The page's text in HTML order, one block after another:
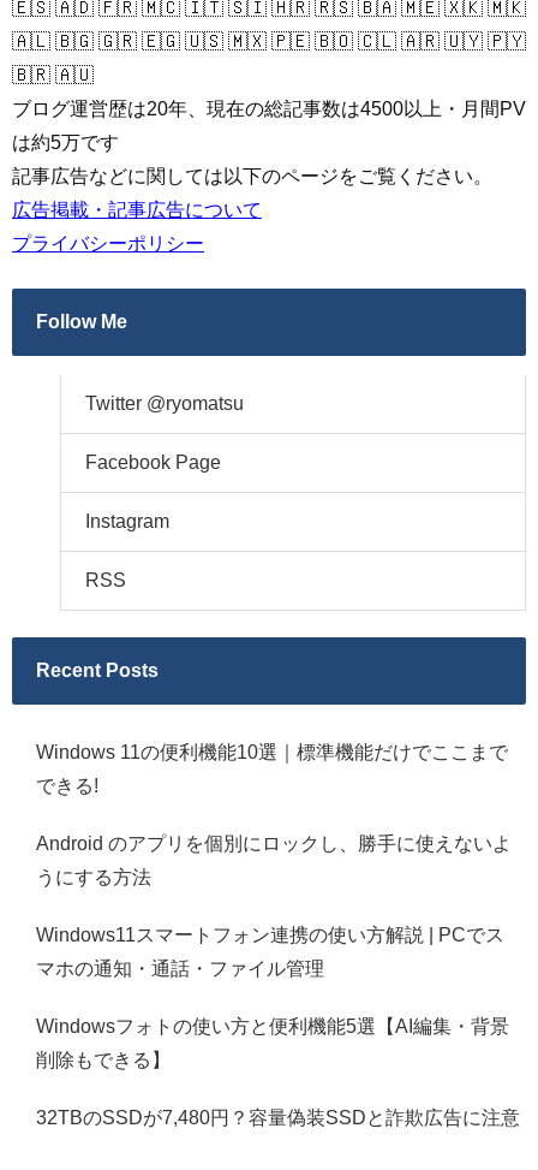
🇪🇸 🇦🇩 🇫🇷 🇲🇨 🇮🇹 🇸🇮 🇭🇷 🇷🇸 🇧🇦 🇲🇪 🇽🇰 🇲🇰
🇦🇱 🇧🇬 🇬🇷 🇪🇬 🇺🇸 🇲🇽 🇵🇪 🇧🇴 🇨🇱 🇦🇷 🇺🇾 🇵🇾
🇧🇷 🇦🇺
ブログ運営歴は20年、現在の総記事数は4500以上・月間PV
は約5万です
記事広告などに関しては以下のページをご覧ください。
広告掲載・記事広告について
プライバシーポリシー
Follow Me
Twitter @ryomatsu
Facebook Page
Instagram
RSS
Recent Posts
Windows 11の便利機能10選｜標準機能だけでここまで
できる!
Android のアプリを個別にロックし、勝手に使えないよ
うにする方法
Windows11スマートフォン連携の使い方解説 | PCでス
マホの通知・通話・ファイル管理
Windowsフォトの使い方と便利機能5選【AI編集・背景
削除もできる】
32TBのSSDが7,480円？容量偽装SSDと詐欺広告に注意